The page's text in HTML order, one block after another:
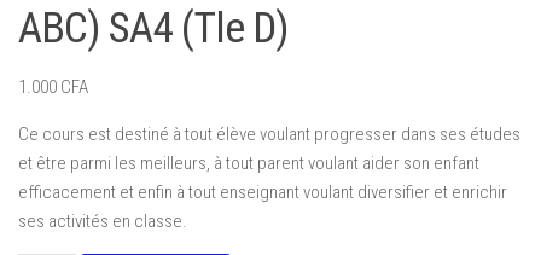
ABC) SA4 (Tle D)
1.000 CFA
Ce cours est destiné à tout élève voulant progresser dans ses études
et être parmi les meilleurs, à tout parent voulant aider son enfant
efficacement et enfin à tout enseignant voulant diversifier et enrichir
ses activités en classe.